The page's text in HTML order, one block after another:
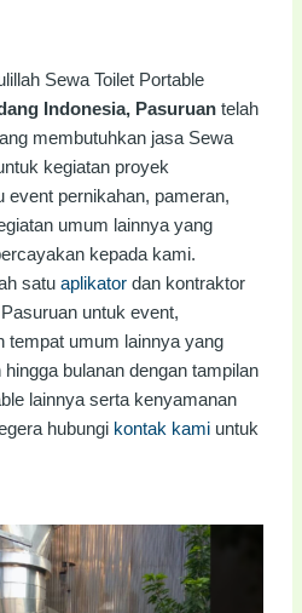
Sewa Toilet Portable
Indonesia, Pasuruan telah
membutuhkan jasa Sewa
kegiatan proyek
event pernikahan, pameran,
umum lainnya yang
kepada kami.
satuaplikator dan kontraktor
untuk event,
tempat umum lainnyayang
bulanan dengan tampilan
lainnya serta kenyamanan
hubungi kontak kami untuk